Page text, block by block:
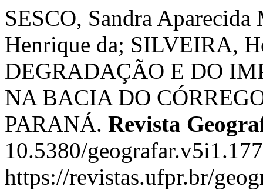
SESCO, Sandra
Henrique da; SILVEIRA,
DEGRADAÇÃO E DO
NA BACIA DO
PARANÁ. Revista
10.5380/
https://revistas.ufpr.br/